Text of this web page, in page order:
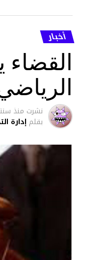
أخبار
نشرت منذ
بقلم إدارة